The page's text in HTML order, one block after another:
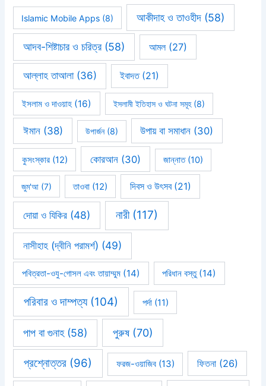
Islamic Mobile Apps (8) আকীদাহ ও তাওহীদ(58)
আদব-শিষ্টাচার ও চরিত্র(58) আমল(27)
আল্লাহ তাআলা(36) ইবাদত(21)
ইসলাম ও দাওয়াহ (16) ইসলামী ইতিহাস ও ঘটনা সমূহ(8)
ঈমান(38) উপার্জন(8) উপায় বা সমাধান (30)
কুসংস্কার(12) কোরআন (30) জান্নাত(10)
জুম'আ (7) তাওবা (12) দিবস ও উৎসব(21)
দোয়া ও যিকির (48) নারী(117)
নাসীহাহ (দ্বীনি পরামর্শ) (49)
পবিত্রতা-ওযু-গোসল এবং তায়াম্মুম (14) পরিধান বস্তু(14)
পরিবার ও দাম্পত্য(104) পর্দা(11)
পাপ বা গুনাহ(58) পুরুষ(70)
প্রশ্নোত্তর (96) ফরজ-ওয়াজিব(13) ফিতনা(26)